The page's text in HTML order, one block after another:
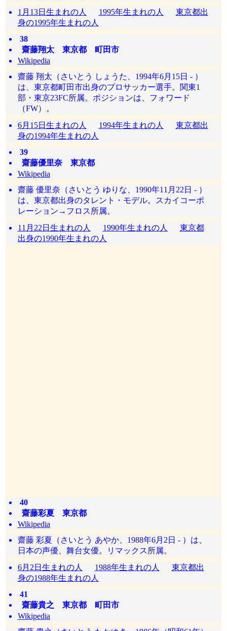
1月13日生まれの人
1995年生まれの人
東京都出
身の1995年生まれの人
38
齋藤翔太 東京都 町田市
Wikipedia
齋藤 翔太（さいとう しょうた、1994年6月15日 - ）
は、東京都町田市出身のプロサッカー選手。関東1
部・東京23FC所属。ポジションは、フォワード
（FW）。
6月15日生まれの人
1994年生まれの人
東京都出
身の1994年生まれの人
39
齋藤優里奈 東京都
Wikipedia
齋藤 優里奈（さいとう ゆりな、1990年11月22日 - ）
は、東京都出身のタレント・モデル。スカイコーポ
レーション→フロス所属。
11月22日生まれの人
1990年生まれの人
東京都
出身の1990年生まれの人
40
齋藤彩夏 東京都
Wikipedia
齋藤 彩夏（さいとう あやか、1988年6月2日 - ）は、
日本の声優、舞台女優。リマックス所属。
6月2日生まれの人
1988年生まれの人
東京都出
身の1988年生まれの人
41
齋藤貴之 東京都 町田市
Wikipedia